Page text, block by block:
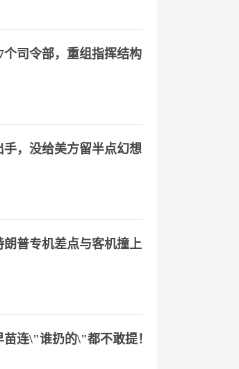
个司令部，重组指挥结构
，没给美方留半点幻想
普专机差点与客机撞上
连\"谁扔的\"都不敢提！